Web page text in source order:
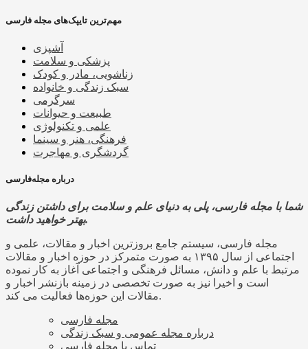
مهم‌ترین تایپک‌های مجله فارسی
آشپزی
پزشکی و سلامت
زناشویی، مادر و کودک
سبک زندگی و خانواده
سرگرمی
طبیعت و حیوانات
علمی و تکنولوژی
فرهنگی، هنر و سینما
گردشگری و مهاجرت
درباره مجله‌فارسی
شما با مجله فارسی، پلی به دنیای علم و سلامت برای داشتن زندگی
بهتر خواهید داشت.
مجله فارسی، سیستم جامع بروزترین اخبار و مقالات، علمی و
اجتماعی از سال ۱۳۹۵ به صورت متمرکز در حوزه اخبار و مقالات
مرتبط با علم و دانش، مسائل فرهنگی و اجتماعی آغاز به کار نموده
است و اخیرا نیز به صورت تخصصی در زمینه بازنشر اخبار و
مقالات این حوزه‌ها فعالیت می کند.
مجله فارسی
درباره مجله عمومی و سبک زندگی
تماس با مجله فارسی